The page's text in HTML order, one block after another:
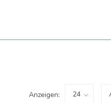
Anzeigen: